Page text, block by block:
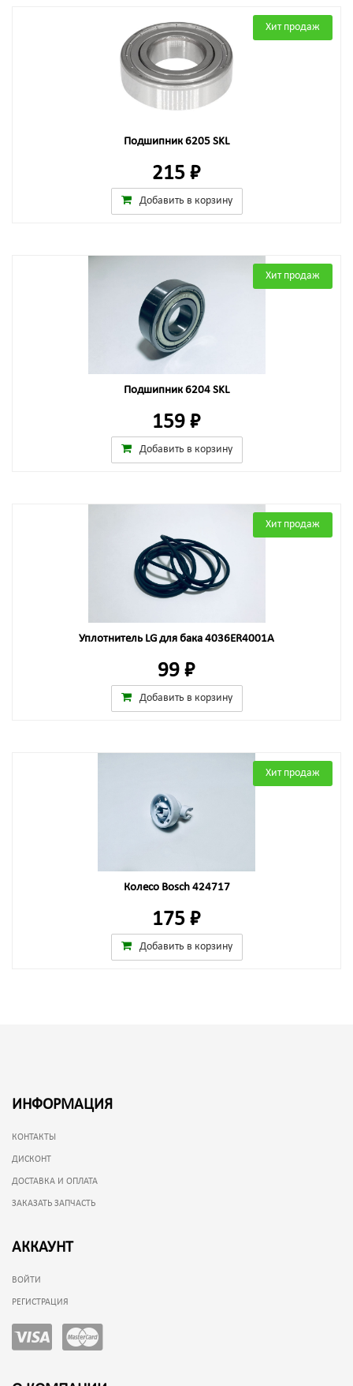
Хит продаж
Подшипник 6205 SKL
215 ₽
Добавить в корзину
Хит продаж
Подшипник 6204 SKL
159 ₽
Добавить в корзину
Хит продаж
Уплотнитель LG для бака 4036ER4001A
99 ₽
Добавить в корзину
Хит продаж
Колесо Bosch 424717
175 ₽
Добавить в корзину
ИНФОРМАЦИЯ
КОНТАКТЫ
ДИСКОНТ
ДОСТАВКА И ОПЛАТА
ЗАКАЗАТЬ ЗАПЧАСТЬ
АККАУНТ
ВОЙТИ
РЕГИСТРАЦИЯ